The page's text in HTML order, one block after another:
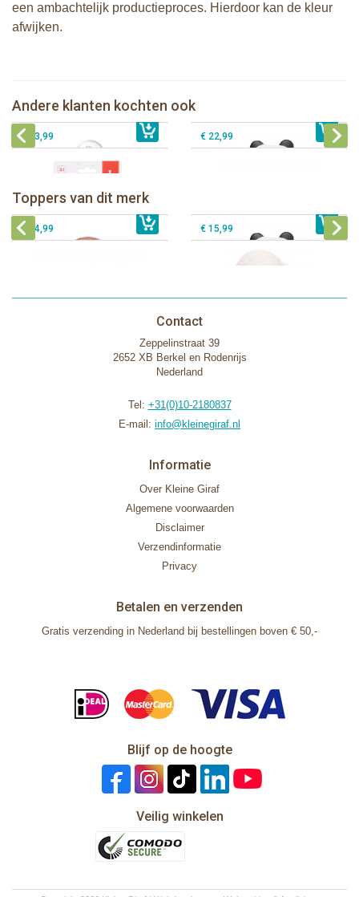
een ambachtelijk productieproces. Hierdoor kan de kleur
afwijken.
Andere klanten kochten ook
€ 14,99
Sophie de giraf Multi-textuur
rammelaar op wit/rode hangkaart
€ 13,99 € 22,99
Toppers van dit merk
Lanco - Bijtspeeltje Regenboog
€ 15,99
Lanco - Sensory Bijtspeeltje Vos
€ 14,99 € 15,99
Contact
Zeppelinstraat 39
2652 XB Berkel en Rodenrijs
Nederland
Tel: +31(0)10-2180837
E-mail: info@kleinegiraf.nl
Informatie
Over Kleine Giraf
Algemene voorwaarden
Disclaimer
Verzendinformatie
Privacy
Betalen en verzenden
Gratis verzending in Nederland bij bestellingen boven € 50,-
Blijf op de hoogte
Veilig winkelen